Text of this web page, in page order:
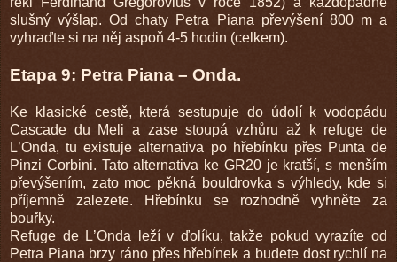
slušný výšlap. Od chaty Petra Piana převýšení 800 m a
vyhraďte si na něj aspoň 4-5 hodin (celkem).
Etapa 9: Petra Piana – Onda.
Ke klasické cestě, která sestupuje do údolí k vodopádu
Cascade du Meli a zase stoupá vzhůru až k refuge de
L’Onda, tu existuje alternativa po hřebínku přes Punta de
Pinzi Corbini. Tato alternativa ke GR20 je kratší, s menším
převýšením, zato moc pěkná bouldrovka s výhledy, kde si
příjemně zalezete. Hřebínku se rozhodně vyhněte za
bouřky.
Refuge de L’Onda
leží v ďolíku, takže pokud vyrazíte od
Petra Piana brzy ráno přes hřebínek a budete dost rychlí na